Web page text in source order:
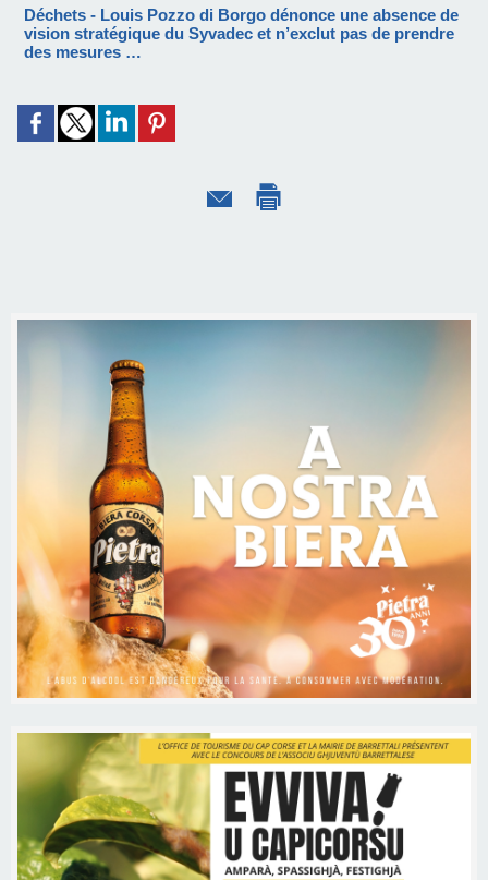
Déchets - Louis Pozzo di Borgo dénonce une absence de
vision stratégique du Syvadec et n’exclut pas de prendre
des mesures …